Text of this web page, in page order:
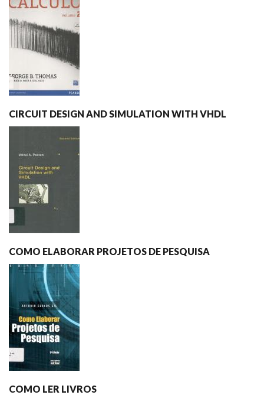
CIRCUIT DESIGN AND SIMULATION WITH VHDL
COMO ELABORAR PROJETOS DE PESQUISA
COMO LER LIVROS